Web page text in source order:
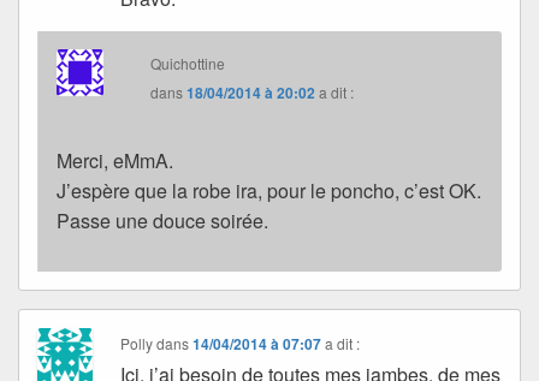
Quichottine
dans18/04/2014 à 20:02 a dit :
Merci, eMmA.
J’espère que la robe ira, pour le poncho, c’est OK.
Passe une douce soirée.
Pollydans14/04/2014 à 07:07 a dit :
Ici, j’ai besoin de toutes mes jambes, de mes